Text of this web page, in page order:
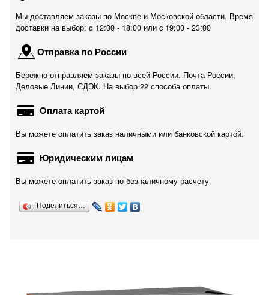
Мы доставляем заказы по Москве и Московской области. Время
доставки на выбор: с 12:00 - 18:00 или c 19:00 - 23:00
Отправка по России
Бережно отправляем заказы по всей России. Почта России,
Деловые Линии, СДЭК. На выбор 22 способа оплаты.
Оплата картой
Вы можете оплатить заказ наличными или банковской картой.
Юридическим лицам
Вы можете оплатить заказ по безналичному расчету.
Поделиться…